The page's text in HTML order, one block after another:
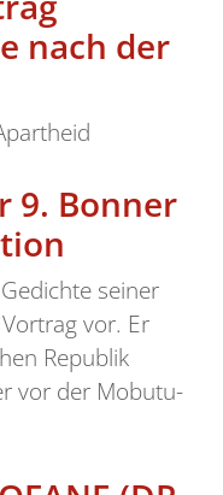
nach der
9. Bonner
seiner
vor. Er
Republik
vor der Mobutu-